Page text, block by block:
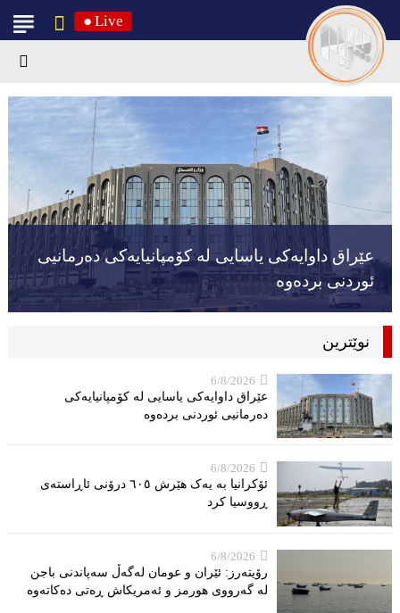
● Live
عێراق داوایەکی یاسایی لە کۆمپانیایه‌كی دەرمانیى
ئوردنی بردەوە
نوێترین
6/8/2026
عێراق داوایەکی یاسایی لە کۆمپانیایه‌كی
دەرمانیى ئوردنی بردەوە
6/8/2026
ئۆکرانیا بە یەک هێرش ٦٠٥ درۆنی ئاڕاستەى
ڕووسیا کرد
6/8/2026
رۆیتەرز: ئێران و عومان لەگەڵ سەپاندنی باجن
لە گەرووی هورمز و ئەمریکاش ڕەتی دەکاتەوە